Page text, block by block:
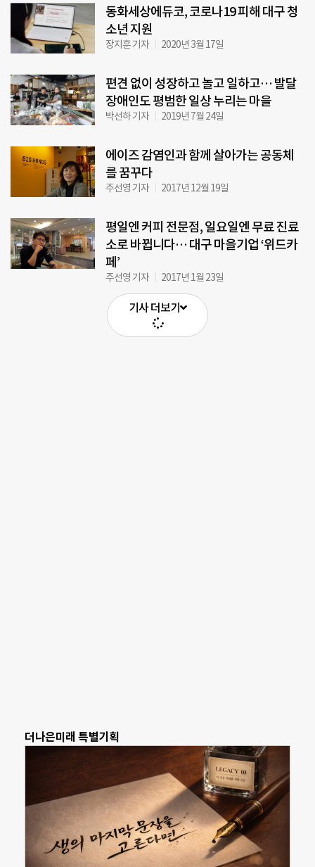
동화세상에듀코, 코로나19 피해 대구 청
소년 지원
장지훈 기자 2020년 3월 17일
편견 없이 성장하고 놀고 일하고… 발달
장애인도 평범한 일상 누리는 마을
박선하 기자 2019년 7월 24일
에이즈 감염인과 함께 살아가는 공동체
를 꿈꾸다
주선영 기자 2017년 12월 19일
평일엔 커피 전문점, 일요일엔 무료 진료
소로 바뀝니다… 대구 마을기업 ‘위드카
페’
주선영 기자 2017년 1월 23일
기사 더보기
더나은미래 특별기획